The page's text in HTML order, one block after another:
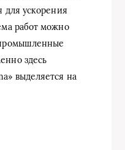
для ускорения
работ можно
здесь
выделяется на